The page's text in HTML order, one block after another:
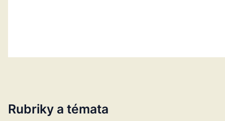
Rubriky a témata